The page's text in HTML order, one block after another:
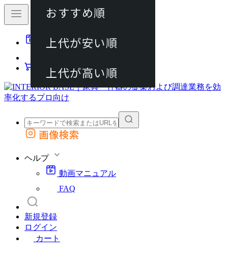
動画マニュアル
カート
外部サイトの商品をカートに追加
画像検索
ヘルプ
動画マニュアル
FAQ
新規登録
ログイン
カート
おすすめ順
上代が安い順
上代が高い順